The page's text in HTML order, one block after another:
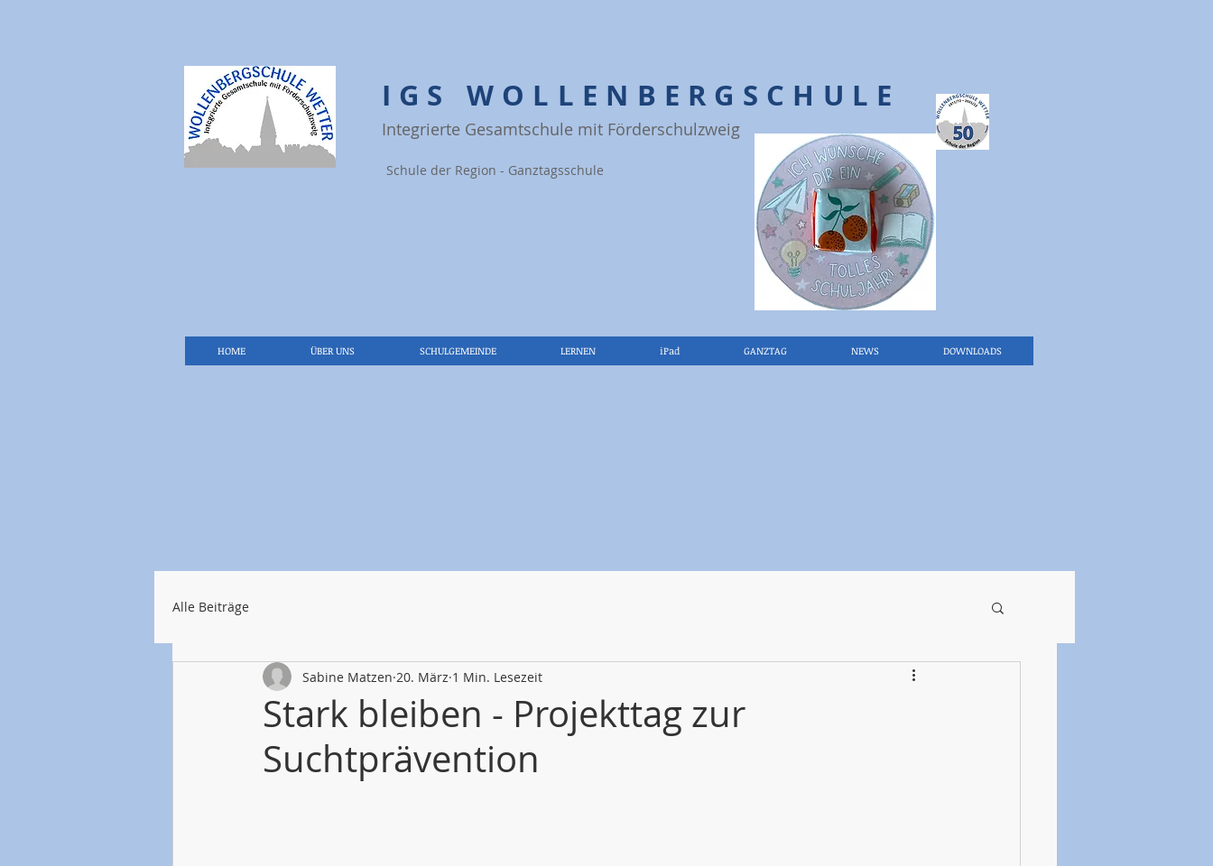
IGS WOLLENBERGSCHULE
Integrierte Gesamtschule mit Förderschulzweig
Schule der Region - Ganztagsschule
HOME ÜBER UNS SCHULGEMEINDE LERNEN iPad GANZTAG NEWS DOWNLOADS
Alle Beiträge
Stark bleiben - Projekttag zur
Suchtprävention
Sabine Matzen 20. März 1 Min. Lesezeit